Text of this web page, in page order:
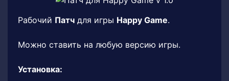
Рабочий Патч для игры Happy Game.
Можно ставить на любую версию игры.
Установка: